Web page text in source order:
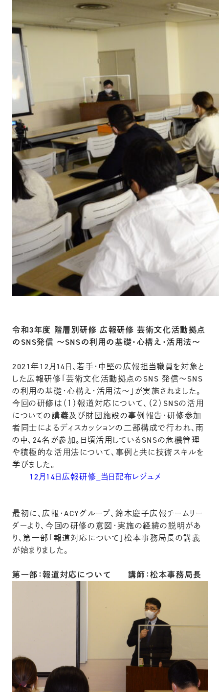
令和3年度 階層別研修 広報研修 芸術文化活動拠点
のSNS発信 ～SNSの利用の基礎・心構え・活用法～
2021年12月14日、若手・中堅の広報担当職員を対象と
した広報研修「芸術文化活動拠点のSNS 発信～SNS
の利用の基礎・心構え・活用法～」が実施されました。
今回の研修は（１）報道対応について、（２）SNSの活用
についての講義及び財団施設の事例報告・研修参加
者同士によるディスカッションの二部構成で行われ、雨
の中、24名が参加。日頃活用しているSNSの危機管理
や積極的な活用法について、事例と共に技術スキルを
学びました。
12月14日広報研修_当日配布レジュメ
最初に、広報・ACYグループ、鈴木慶子広報チームリー
ダーより、今回の研修の意図・実施の経緯の説明があ
り、第一部「報道対応について」松本事務局長の講義
が始まりました。
第一部：報道対応について 講師：松本事務局長